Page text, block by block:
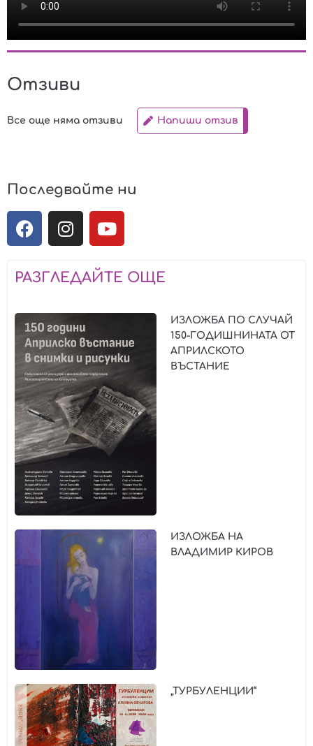
Отзиви
Все още няма отзиви Напиши отзив
Последвайте ни
РАЗГЛЕДАЙТЕ ОЩЕ
ИЗЛОЖБА ПО СЛУЧАЙ
150-ГОДИШНИНАТА ОТ
АПРИЛСКОТО
ВЪСТАНИЕ
ИЗЛОЖБА НА
ВЛАДИМИР КИРОВ
„ТУРБУЛЕНЦИИ“